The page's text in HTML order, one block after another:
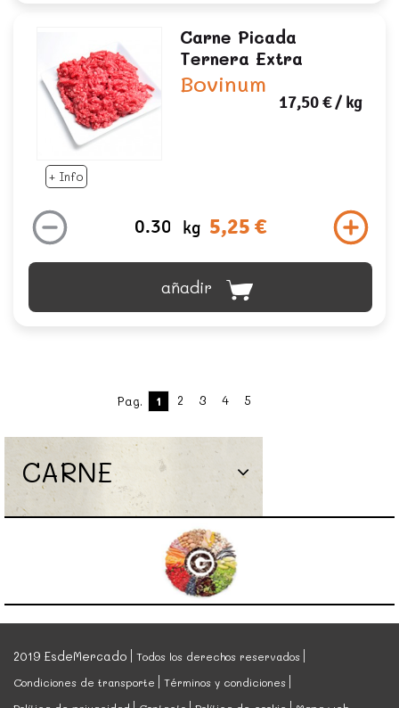
+ Info
Carne Picada
Ternera Extra
Bovinum
17,50 €/ kg
kg 5,25 €
añadir
Pag. 1 2 3 4 5
CARNE
2019 EsdeMercado
Todos los derechos reservados
Condiciones de transporte
Términos y condiciones